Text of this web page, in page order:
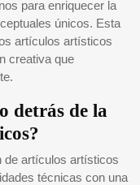
para enriquecer la
únicos. Esta
artículos artísticos
creativa que
detrás de la
de artículos artísticos
técnicas con una